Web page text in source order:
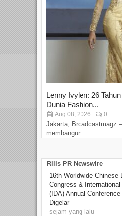
Lenny Ivylen: 26
Dunia Fashion...
Aug 08, 2026 0
Jakarta, Broadcastmagz
membangun...
Rilis PR Newswire
16th Worldwide Chinese
Congress & International
(IDA) Annual Conference
Digelar
sejam yang lalu